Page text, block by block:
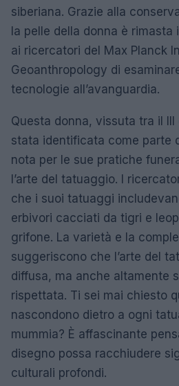
siberiana. Grazie alla
la pelle della donna è
ai ricercatori del Max Planck
Geoanthropology di
tecnologie all’avanguardia.
Questa donna, vissuta tra il III
stata identificata come parte
nota per le sue pratiche
l’arte del tatuaggio. I
che i suoi tatuaggi
erbivori cacciati da tigri e
grifone. La varietà e la
suggeriscono che l’arte del
diffusa, ma anche altamente
rispettata. Ti sei mai chiesto
nascondono dietro a ogni
mummia? È affascinante
disegno possa racchiudere
culturali profondi.